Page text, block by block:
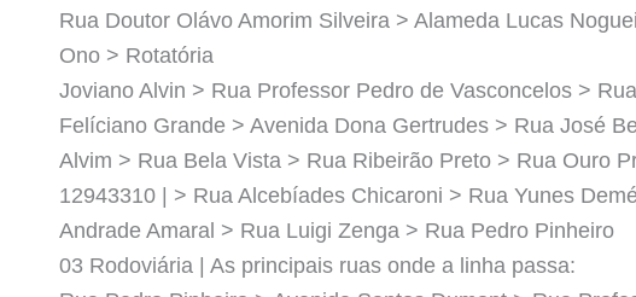
Rua Doutor Olávo Amorim Silveira > Alameda Lucas
Ono > Rotatória
Joviano Alvin > Rua Professor Pedro de Vasconcelos >
Felíciano Grande > Avenida Dona Gertrudes > Rua José
Alvim > Rua Bela Vista > Rua Ribeirão Preto > Rua Ouro
12943310 | > Rua Alcebíades Chicaroni > Rua Yunes
Andrade Amaral > Rua Luigi Zenga > Rua Pedro Pinheiro
03 Rodoviária | As principais ruas onde a linha passa: